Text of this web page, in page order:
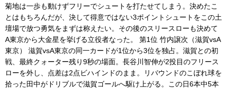
菊地は一歩も動けずフリーでシュートを打たせてしまう。決めたこ
とはもちろんだが、決して得意ではない3ポイントシュートをこの土
壇場で放つ勇気をまずは称えたい。その後のスリースローも決めて
A東京から大金星を挙げる立役者なった。 第1位 竹内譲次（滋賀vsA
東京） 滋賀vsA東京の同一カードが1位から3位を独占。滋賀との初
戦、最終クォーター残り9秒の場面。長谷川智伸が2投目のフリース
ローを外し、点差は2点ビハインドのまま。リバウンドのこぼれ球を
拾った田中がドリブルで滋賀ゴールへ駆け上がる。この日6本中5本